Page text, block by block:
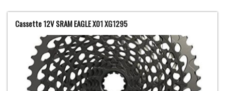
Cassette 12V SRAM EAGLE X01 XG1295